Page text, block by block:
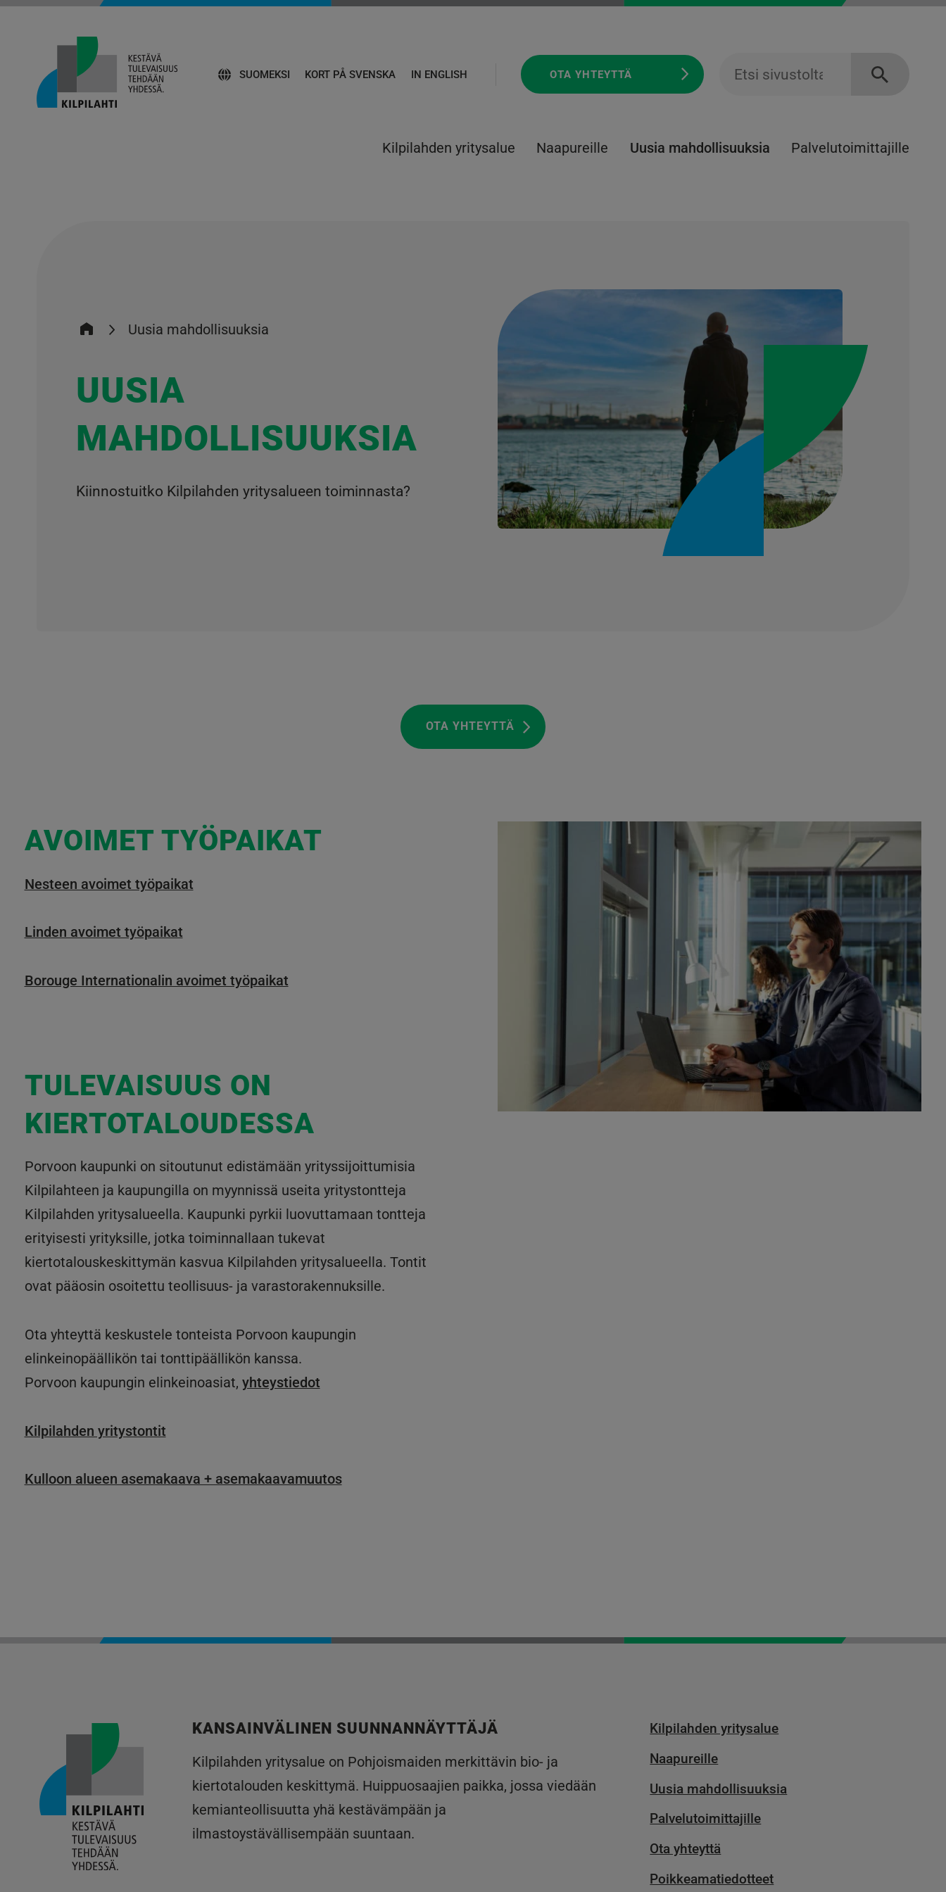
SUOMEKSI KORT PÅ SVENSKA IN ENGLISH OTA YHTEYTTÄ
Kilpilahden yritysalue Naapureille Uusia mahdollisuuksia Palvelu­toimittajille
Uusia mahdollisuuksia
UUSIA
MAHDOLLISUUKSIA
Kiinnostuitko Kilpilahden yritysalueen toiminnasta?
OTA YHTEYTTÄ
AVOIMET TYÖPAIKAT
Nesteen avoimet työpaikat
Linden avoimet työpaikat
Borouge Internationalin avoimet työpaikat
TULEVAISUUS ON
KIERTOTALOUDESSA
Porvoon kaupunki on sitoutunut edistämään yrityssijoittumisia
Kilpilahteen ja kaupungilla on myynnissä useita yritystontteja
Kilpilahden yritysalueella. Kaupunki pyrkii luovuttamaan tontteja
erityisesti yrityksille, jotka toiminnallaan tukevat
kiertotalouskeskittymän kasvua Kilpilahden yritysalueella. Tontit
ovat pääosin osoitettu teollisuus- ja varastorakennuksille.
Ota yhteyttä keskustele tonteista Porvoon kaupungin
elinkeinopäällikön tai tonttipäällikön kanssa.
Porvoon kaupungin elinkeinoasiat, yhteystiedot
Kilpilahden yritystontit
Kulloon alueen asemakaava + asemakaavamuutos
KANSAINVÄLINEN SUUNNANNÄYTTÄJÄ
Kilpilahden yritysalue on Pohjoismaiden merkittävin bio- ja
kiertotalouden keskittymä. Huippuosaajien paikka, jossa viedään
kemianteollisuutta yhä kestävämpään ja
ilmastoystävällisempään suuntaan.
Kilpilahden yritysalue
Naapureille
Uusia mahdollisuuksia
Palvelu­toimittajille
Ota yhteyttä
Poikkeamatiedotteet